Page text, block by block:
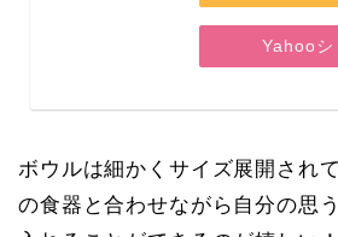
Yahooシ
ボウルは細かくサイズ展開され
の食器と合わせながら自分の思